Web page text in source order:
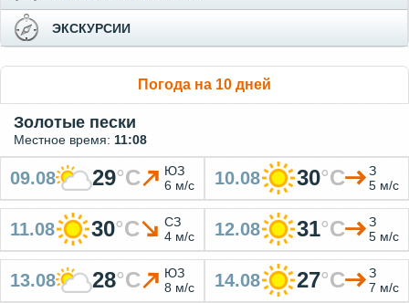
ЭКСКУРСИИ
Погода на 10 дней
Золотые пески
Местное время: 11:08
09.08 29°C
ЮЗ
6 м/с
10.08 30°C
З
5 м/с
11.08 30°C
СЗ
4 м/с
12.08 31°C
З
5 м/с
13.08 28°C
ЮЗ
8 м/с
14.08 27°C
З
7 м/с